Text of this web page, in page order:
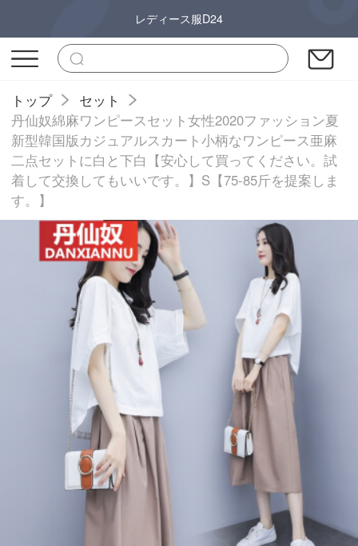
レディース服D24
トップ
セット
丹仙奴綿麻ワンピースセット女性2020ファッション夏
新型韓国版カジュアルスカート小柄なワンピース亜麻
二点セットに白と下白【安心して買ってください。試
着して交換してもいいです。】S【75-85斤を提案しま
す。】